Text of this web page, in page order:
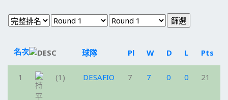
名次 球隊 Pl W D L Pts
1 (1) DESAFIO 7 7 0 0 21